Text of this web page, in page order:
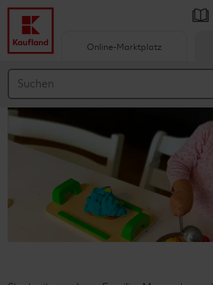
Hauptinhalt
Footer
Schwebender Seitenbereich
Online-Marktplatz